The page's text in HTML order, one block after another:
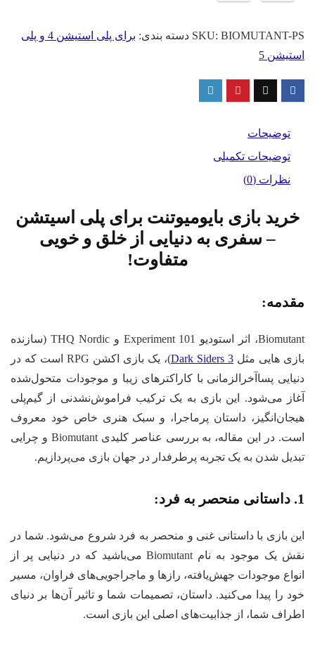
PS
عدد
SKU: BIOMUTANT-PS دسته بندی:
برای پلی استیشن 4 و پلی
استیشن 5
توضیحات
توضیحات تکمیلی
نظرات (0)
خرید بازی بایومیوتنت برای پلی اسیتشن
– سفری به دنیایی از خلق و خویی
متفاوت!
مقدمه:
Biomutant، اثر استودیو Experiment 101 و THQ Nordic (سازنده
بازی هایی مثل Dark Siders 3
)، یک بازی اکشن RPG است که در
دنیایی پساآخرالزمانی با کاراکترهای زیبا و موجودات متحول‌شده
آغاز می‌شود. این بازی به یک ترکیب فراموش‌نشدنی از گیم‌پلی
هیجان‌انگیز، داستان پرماجرا، و سبک هنری خاص خود معروف
است. در این مقاله، به بررسی عناصر کلیدی Biomutant و چرایی
تبدیل شدن به یک تجربه پرطرفدار در جهان بازی می‌پردازیم.
1. داستانی منحصر به فرد:
این بازی با داستانی غنی و منحصر به فرد شروع می‌شود. شما در
نقش یک موجود به نام Biomutant می‌باشید که در دنیایی پر از
انواع موجودات جهش‌یافته، رازها و ماجراجویی‌های فراوان، مسیر
خود را پیدا می‌کنید. داستان، تصمیمات شما و تاثیر آن‌ها بر دنیای
اطراف شما، از جذابیت‌های اصلی این بازی است.